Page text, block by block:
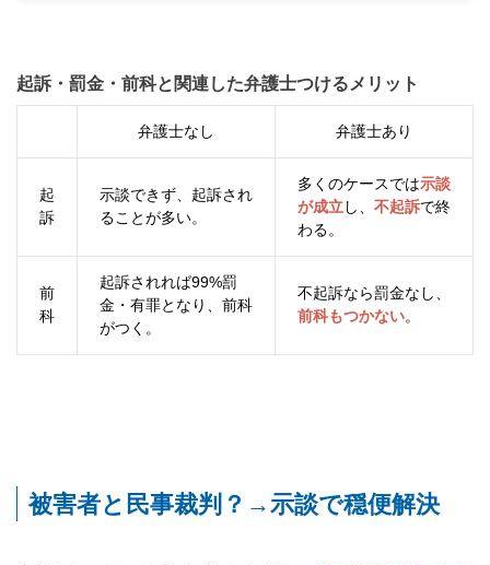
法について、これまでの弁護活動の実例を交えながら...
起訴・罰金・前科と関連した弁護士つけるメリット
弁護士なし 弁護士あり
起
訴
示談できず、起訴され
ることが多い。
多くのケースでは示談
が成立し、 不起訴で終
わる。
前
科
起訴されれば99%罰
金・有罪となり、前科
がつく。
不起訴なら罰金なし、
前科もつかない。
被害者と民事裁判？→示談で穏便解決